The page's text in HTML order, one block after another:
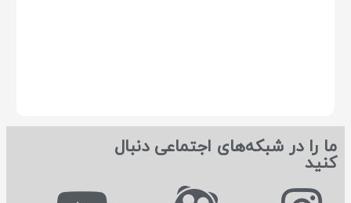
ما را در شبکه‌های اجتماعی دنبال
کنید